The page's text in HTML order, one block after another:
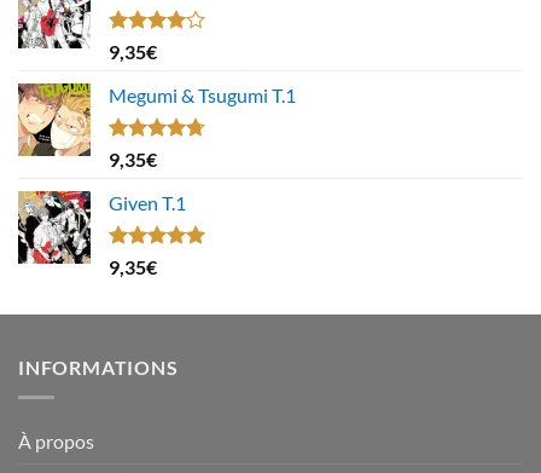
Note
4.00
5
9,35€
Megumi & Tsugumi T.1
Note4.67
sur 5
9,35€
Given T.1
Note5.00
sur 5
9,35€
INFORMATIONS
À propos